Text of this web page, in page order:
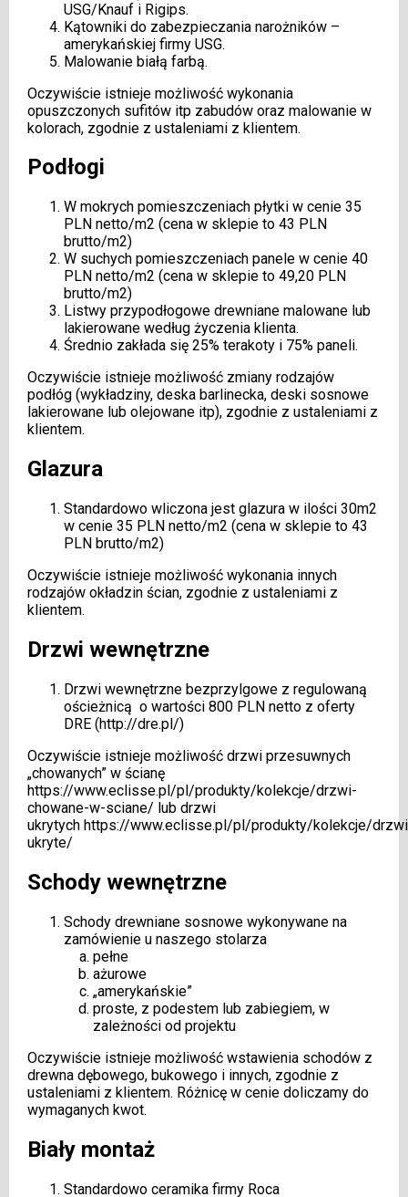
USG/Knauf i Rigips.
Kątowniki do zabezpieczania narożników –
amerykańskiej firmy USG.
Malowanie białą farbą.
Oczywiście istnieje możliwość wykonania
opuszczonych sufitów itp zabudów oraz malowanie w
kolorach, zgodnie z ustaleniami z klientem.
Podłogi
W mokrych pomieszczeniach płytki w cenie 35
PLN netto/m2 (cena w sklepie to 43 PLN
brutto/m2)
W suchych pomieszczeniach panele w cenie 40
PLN netto/m2 (cena w sklepie to 49,20 PLN
brutto/m2)
Listwy przypodłogowe drewniane malowane lub
lakierowane według życzenia klienta.
Średnio zakłada się 25% terakoty i 75% paneli.
Oczywiście istnieje możliwość zmiany rodzajów
podłóg (wykładziny, deska barlinecka, deski sosnowe
lakierowane lub olejowane itp), zgodnie z ustaleniami z
klientem.
Glazura
Standardowo wliczona jest glazura w ilości 30m2
w cenie 35 PLN netto/m2 (cena w sklepie to 43
PLN brutto/m2)
Oczywiście istnieje możliwość wykonania innych
rodzajów okładzin ścian, zgodnie z ustaleniami z
klientem.
Drzwi wewnętrzne
Drzwi wewnętrzne bezprzylgowe z regulowaną
ościeżnicą o wartości 800 PLN netto z oferty
DRE (http://dre.pl/)
Oczywiście istnieje możliwość drzwi przesuwnych
„chowanych” w ścianę
https://www.eclisse.pl/pl/produkty/kolekcje/drzwi-
chowane-w-sciane/ lub drzwi
ukrytych https://www.eclisse.pl/pl/produkty/kolekcje/
ukryte/
Schody wewnętrzne
Schody drewniane sosnowe wykonywane na
zamówienie u naszego stolarza
pełne
ażurowe
„amerykańskie”
proste, z podestem lub zabiegiem, w
zależności od projektu
Oczywiście istnieje możliwość wstawienia schodów z
drewna dębowego, bukowego i innych, zgodnie z
ustaleniami z klientem. Różnicę w cenie doliczamy do
wymaganych kwot.
Biały montaż
Standardowo ceramika firmy Roca